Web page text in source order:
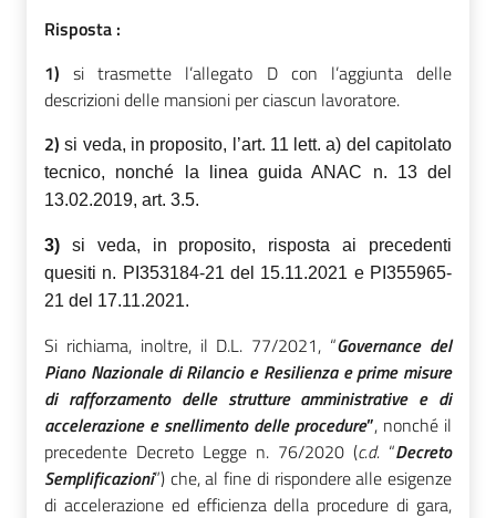
Risposta :
1)si trasmette l’allegato D con l’aggiunta delle
descrizioni delle mansioni per ciascun lavoratore.
2) si veda, in proposito, l’art. 11 lett. a) del capitolato
tecnico, nonché la linea guida ANAC n. 13 del
13.02.2019, art. 3.5.
3) si veda, in proposito, risposta ai precedenti
quesiti n. PI353184-21 del 15.11.2021 e PI355965-
21 del 17.11.2021.
Si richiama, inoltre, il D.L. 77/2021, “Governance del
Piano Nazionale di Rilancio e Resilienza e prime misure
di rafforzamento delle strutture amministrative e di
accelerazione e snellimento delle procedure”, nonché il
precedente Decreto Legge n. 76/2020 (c.d. “Decreto
Semplificazioni”) che, al fine di rispondere alle esigenze
di accelerazione ed efficienza della procedure di gara,